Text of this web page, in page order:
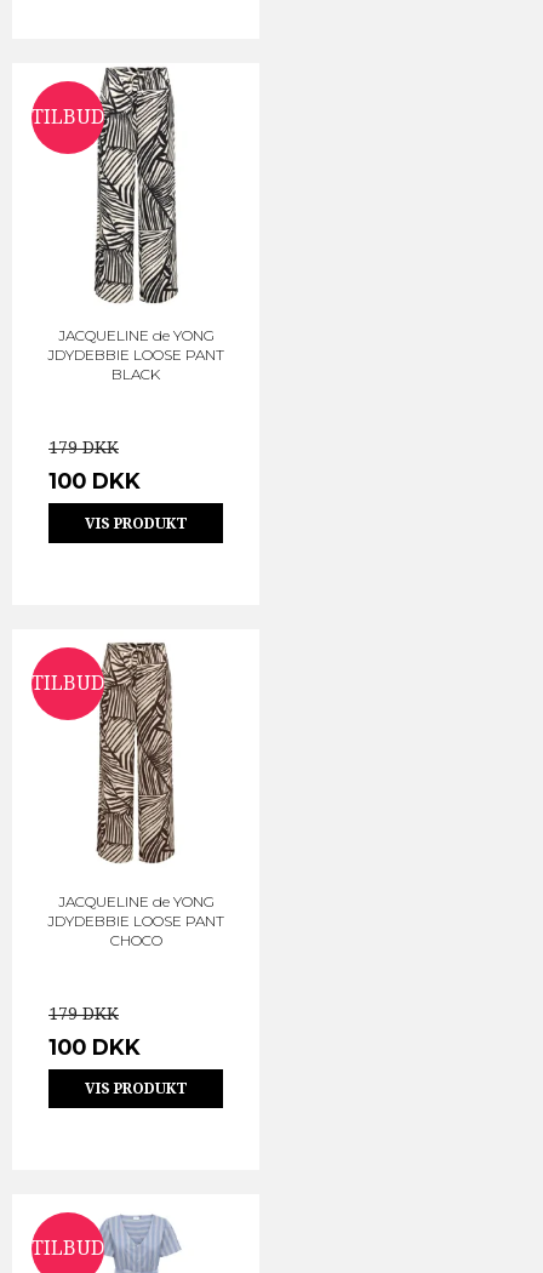
TILBUD
JACQUELINE de YONG
JDYDEBBIE LOOSE PANT
BLACK
179 DKK
100 DKK
VIS PRODUKT
TILBUD
JACQUELINE de YONG
JDYDEBBIE LOOSE PANT
CHOCO
179 DKK
100 DKK
VIS PRODUKT
TILBUD